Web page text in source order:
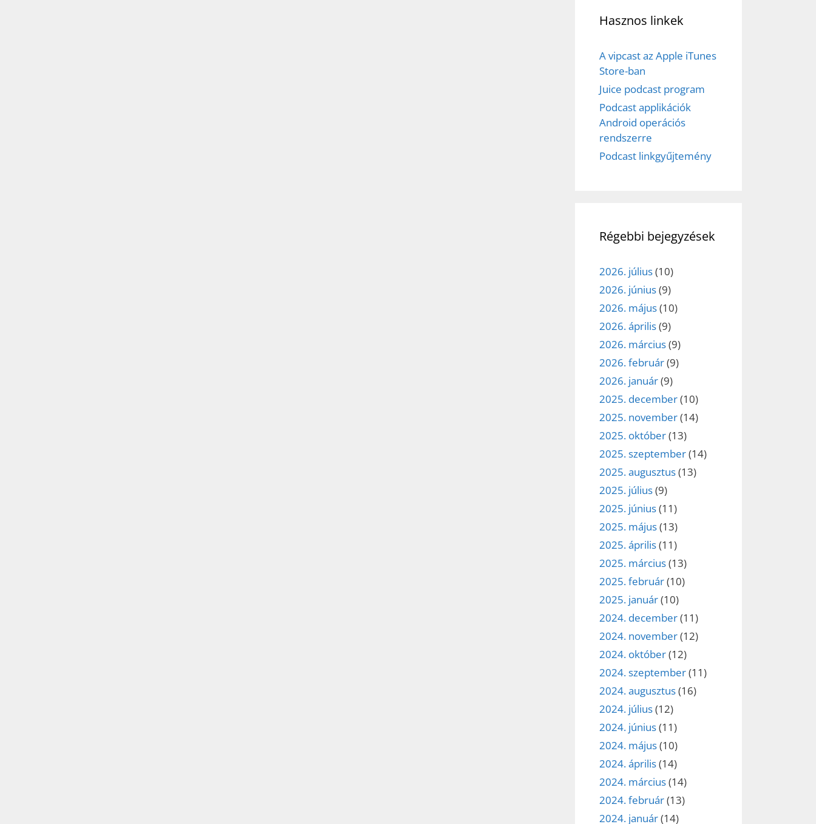
Hasznos linkek
A vipcast az Apple iTunes
Store-ban
Juice podcast program
Podcast applikációk
Android operációs
rendszerre
Podcast linkgyűjtemény
Régebbi bejegyzések
2026. július(10)
2026. június(9)
2026. május(10)
2026. április(9)
2026. március(9)
2026. február(9)
2026. január(9)
2025. december(10)
2025. november(14)
2025. október(13)
2025. szeptember(14)
2025. augusztus(13)
2025. július(9)
2025. június(11)
2025. május(13)
2025. április(11)
2025. március(13)
2025. február(10)
2025. január(10)
2024. december(11)
2024. november(12)
2024. október(12)
2024. szeptember(11)
2024. augusztus(16)
2024. július(12)
2024. június(11)
2024. május(10)
2024. április(14)
2024. március(14)
2024. február(13)
2024. január(14)